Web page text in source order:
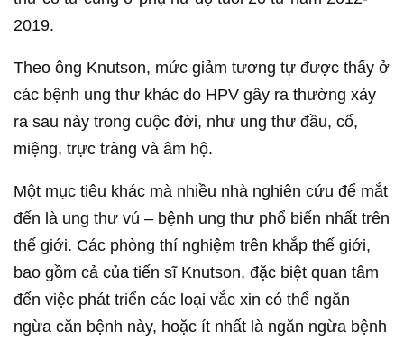
2019.
Theo ông Knutson, mức giảm tương tự được thấy ở
các bệnh ung thư khác do HPV gây ra thường xảy
ra sau này trong cuộc đời, như ung thư đầu, cổ,
miệng, trực tràng và âm hộ.
Một mục tiêu khác mà nhiều nhà nghiên cứu để mắt
đến là ung thư vú – bệnh ung thư phổ biến nhất trên
thế giới. Các phòng thí nghiệm trên khắp thế giới,
bao gồm cả của tiến sĩ Knutson, đặc biệt quan tâm
đến việc phát triển các loại vắc xin có thể ngăn
ngừa căn bệnh này, hoặc ít nhất là ngăn ngừa bệnh